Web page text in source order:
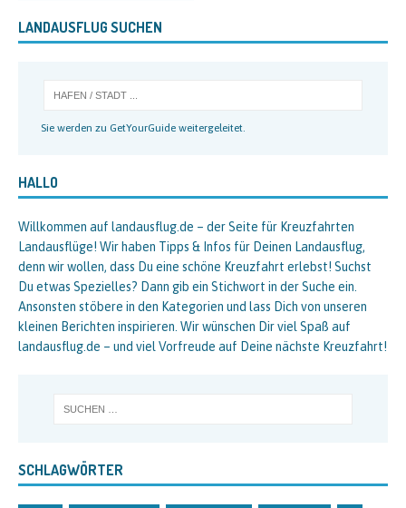
LANDAUSFLUG SUCHEN
Sie werden zu GetYourGuide weitergeleitet.
HALLO
Willkommen auf landausflug.de – der Seite für Kreuzfahrten
Landausflüge! Wir haben Tipps & Infos für Deinen Landausflug,
denn wir wollen, dass Du eine schöne Kreuzfahrt erlebst! Suchst
Du etwas Spezielles? Dann gib ein Stichwort in der Suche ein.
Ansonsten stöbere in den Kategorien und lass Dich von unseren
kleinen Berichten inspirieren. Wir wünschen Dir viel Spaß auf
landausflug.de – und viel Vorfreude auf Deine nächste Kreuzfahrt!
SCHLAGWÖRTER